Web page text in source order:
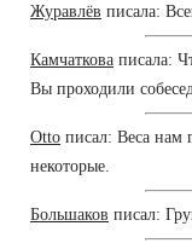
Журавлёв писала:
Камчаткова писала:
Вы проходили
Otto писал: Веса нам
некоторые.
Большаков писал: